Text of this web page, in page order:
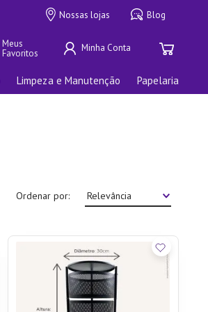
Nossas lojas Blog
Meus
Favoritos
Limpeza e Manutenção Papelaria
Ordenar por Relevância